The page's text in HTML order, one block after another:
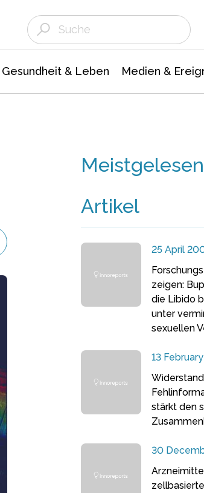
Gesundheit & Leben Medien &
Artikel
25 April
zeigen:
die Libido
unter
sexuellen
13
stärkt den
30